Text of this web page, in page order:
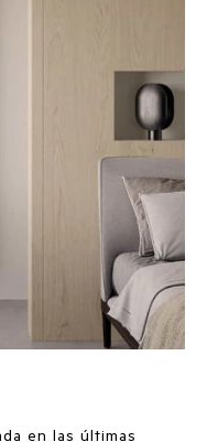
en las últimas